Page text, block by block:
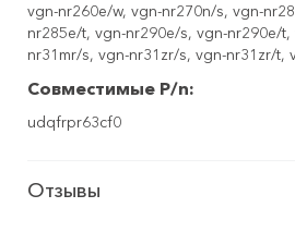
vgn-nr260e/w, vgn-nr270n/s, vgn-
nr285e/t, vgn-nr290e/s, vgn-nr290e/
nr31mr/s, vgn-nr31zr/s, vgn-nr31zr/t,
Совместимые P/n:
udqfrpr63cf0
Отзывы